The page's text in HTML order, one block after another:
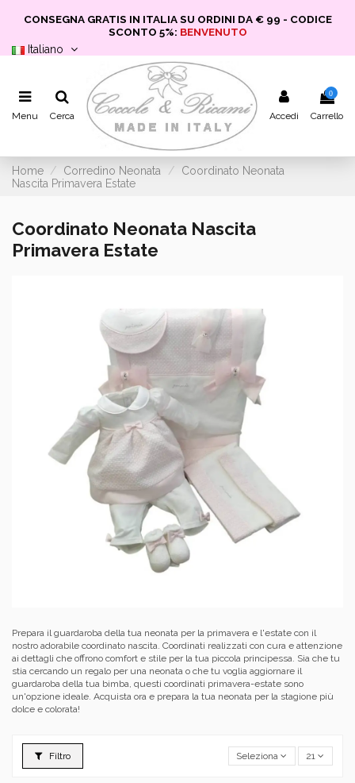
CONSEGNA GRATIS IN ITALIA SU ORDINI DA € 99 - CODICE
SCONTO 5%: BENVENUTO
Italiano
Menu Cerca Accedi
0
Carrello
Home Corredino Neonata
Coordinato Neonata
Nascita Primavera Estate
Coordinato Neonata Nascita
Primavera Estate
Prepara il guardaroba della tua neonata per la primavera e l'estate con il
nostro adorabile coordinato nascita. Coordinati realizzati con cura e attenzione
ai dettagli che offrono comfort e stile per la tua piccola principessa. Sia che tu
stia cercando un regalo per una neonata o che tu voglia aggiornare il
guardaroba della tua bimba, questi coordinati primavera-estate sono
un'opzione ideale. Acquista ora e prepara la tua neonata per la stagione più
dolce e colorata!
Filtro Seleziona 21